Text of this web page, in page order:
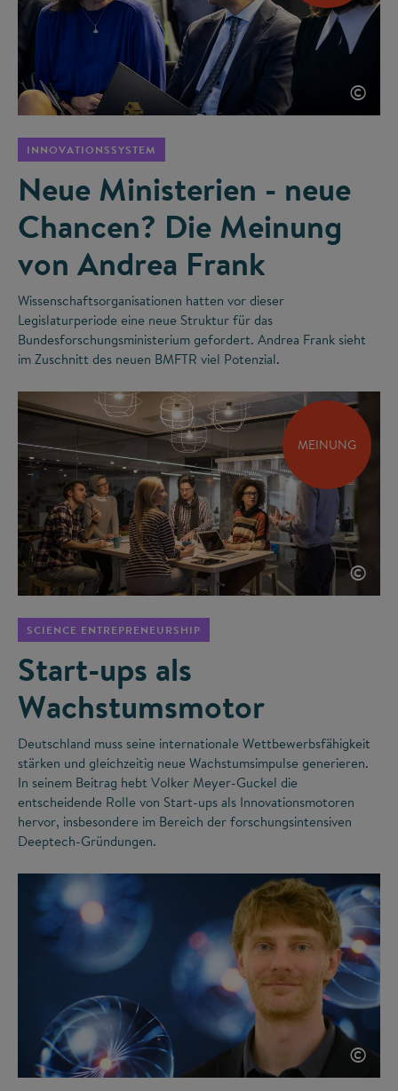
©
INNOVATIONSSYSTEM
Neue Ministerien - neue
Chancen? Die Meinung
von Andrea Frank
Wissenschaftsorganisationen hatten vor dieser
Legislaturperiode eine neue Struktur für das
Bundesforschungsministerium gefordert. Andrea Frank sieht
im Zuschnitt des neuen BMFTR viel Potenzial.
MEINUNG
©
SCIENCE ENTREPRENEURSHIP
Start-ups als
Wachstumsmotor
Deutschland muss seine internationale Wettbewerbsfähigkeit
stärken und gleichzeitig neue Wachstumsimpulse generieren.
In seinem Beitrag hebt Volker Meyer-Guckel die
entscheidende Rolle von Start-ups als Innovationsmotoren
hervor, insbesondere im Bereich der forschungsintensiven
Deeptech-Gründungen.
©